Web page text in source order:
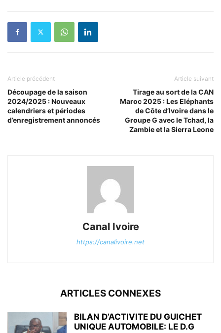
Article précédent
Découpage de la saison
2024/2025 : Nouveaux
calendriers et périodes
d’enregistrement annoncés
Article suivant
Tirage au sort de la CAN
Maroc 2025 : Les Eléphants
de Côte d’Ivoire dans le
Groupe G avec le Tchad, la
Zambie et la Sierra Leone
Canal Ivoire
https://canalivoire.net
ARTICLES CONNEXES
BILAN D’ACTIVITE DU GUICHET
UNIQUE AUTOMOBILE: LE D.G